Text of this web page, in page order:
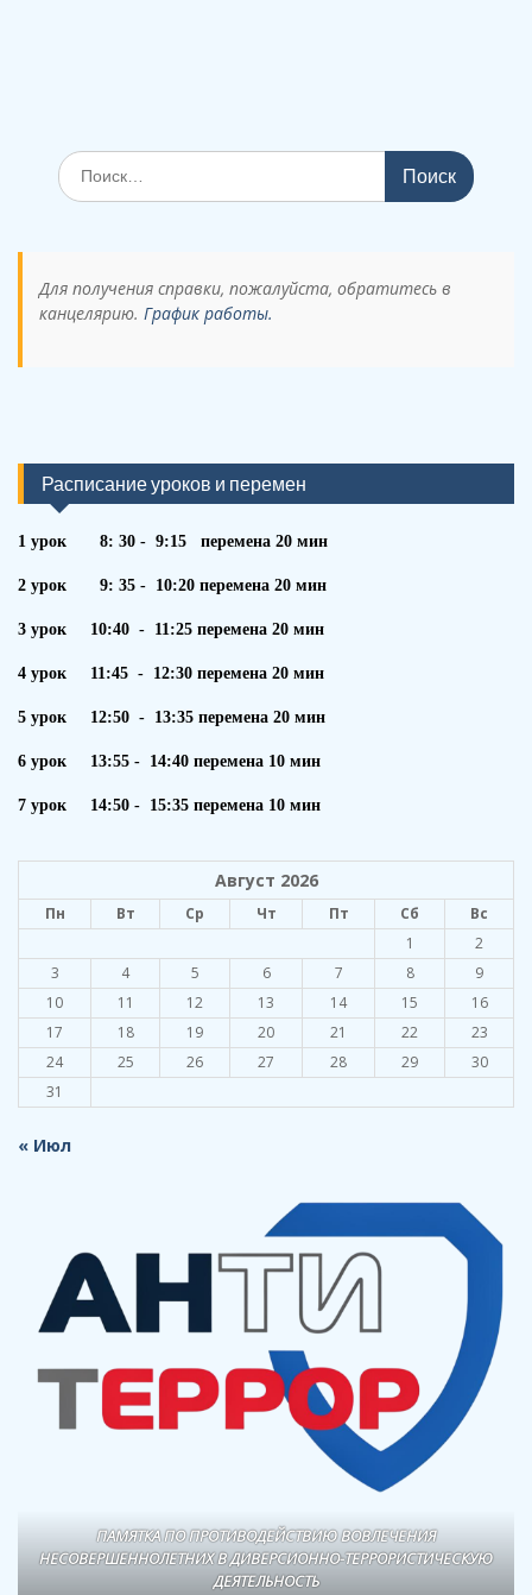
Поиск
по:
Для получения справки, пожалуйста, обратитесь в
канцелярию. График работы.
Расписание уроков и перемен
1 урок 8: 30 - 9:15 перемена 20 мин
2 урок 9: 35 - 10:20 перемена 20 мин
3 урок 10:40 - 11:25 перемена 20 мин
4 урок 11:45 - 12:30 перемена 20 мин
5 урок 12:50 - 13:35 перемена 20 мин
6 урок 13:55 - 14:40 перемена 10 мин
7 урок 14:50 - 15:35 перемена 10 мин
Август 2026
Пн Вт Ср Чт Пт Сб
Вс
1
2
3
4 5 6 7 8
9
10
11 12 13 14 15
16
17
18 19 20 21 22
23
24
25 26 27 28 29
30
31
« Июл
ПАМЯТКА ПО ПРОТИВОДЕЙСТВИЮ ВОВЛЕЧЕНИЯ
НЕСОВЕРШЕННОЛЕТНИХ В ДИВЕРСИОННО-ТЕРРОРИСТИЧЕСКУЮ
ДЕЯТЕЛЬНОСТЬ